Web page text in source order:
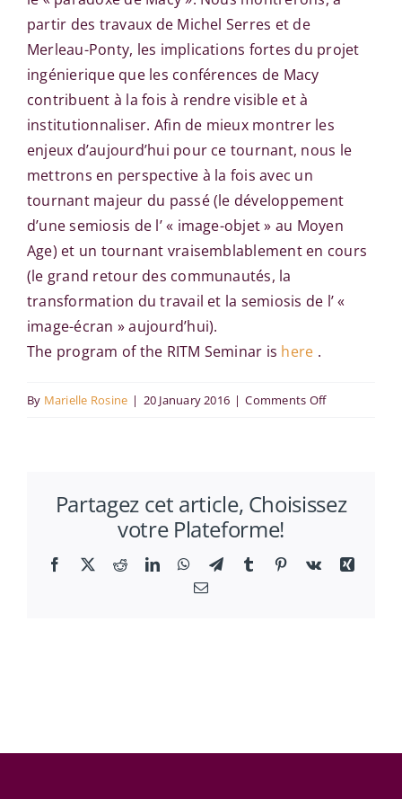
partir des travaux de Michel Serres et de
Merleau-Ponty, les implications fortes du projet
ingénierique que les conférences de Macy
contribuent à la fois à rendre visible et à
institutionnaliser. Afin de mieux montrer les
enjeux d’aujourd’hui pour ce tournant, nous le
mettrons en perspective à la fois avec un
tournant majeur du passé (le développement
d’une semiosis de l’ « image-objet » au Moyen
Age) et un tournant vraisemblablement en cours
(le grand retour des communautés, la
transformation du travail et la semiosis de l’ «
image-écran » aujourd’hui).
The program of the RITM Seminar is here .
By Marielle Rosine | 20 January 2016 | Comments Offon
Vaujany
Paris-
Partagez cet article, Choisissez
votre Plateforme!
Facebook
X RedditLinkedInWhatsApp
TelegramTumblr Pinterest
Vk
Xing
Email